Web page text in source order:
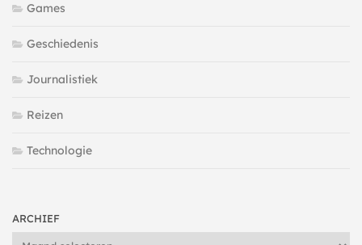
Games
Geschiedenis
Journalistiek
Reizen
Technologie
ARCHIEF
Archief